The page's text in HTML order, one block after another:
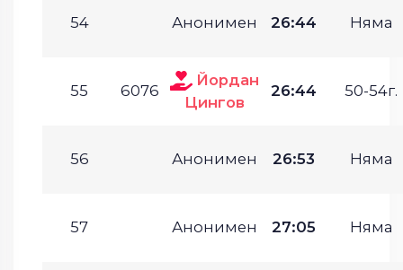
54 Анонимен 26:44 Няма
55 6076
Йордан
Цингов
26:44 50-54г.
56 Анонимен 26:53 Няма
57 Анонимен 27:05 Няма